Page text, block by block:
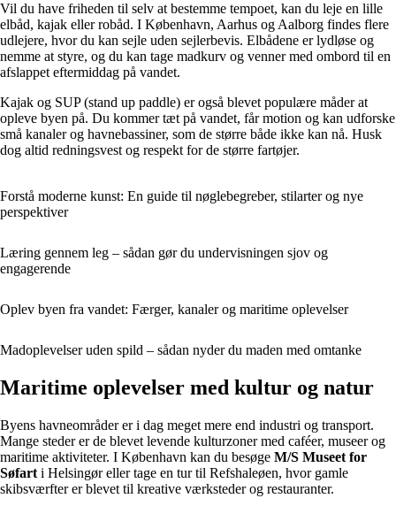
Vil du have friheden til selv at bestemme tempoet, kan du leje en lille
elbåd, kajak eller robåd. I København, Aarhus og Aalborg findes flere
udlejere, hvor du kan sejle uden sejlerbevis. Elbådene er lydløse og
nemme at styre, og du kan tage madkurv og venner med ombord til en
afslappet eftermiddag på vandet.
Kajak og SUP (stand up paddle) er også blevet populære måder at
opleve byen på. Du kommer tæt på vandet, får motion og kan udforske
små kanaler og havnebassiner, som de større både ikke kan nå. Husk
dog altid redningsvest og respekt for de større fartøjer.
Forstå moderne kunst: En guide til nøglebegreber, stilarter og nye
perspektiver
Læring gennem leg – sådan gør du undervisningen sjov og
engagerende
Oplev byen fra vandet: Færger, kanaler og maritime oplevelser
Madoplevelser uden spild – sådan nyder du maden med omtanke
Maritime oplevelser med kultur og natur
Byens havneområder er i dag meget mere end industri og transport.
Mange steder er de blevet levende kulturzoner med caféer, museer og
maritime aktiviteter. I København kan du besøge M/S Museet for
Søfart i Helsingør eller tage en tur til Refshaleøen, hvor gamle
skibsværfter er blevet til kreative værksteder og restauranter.